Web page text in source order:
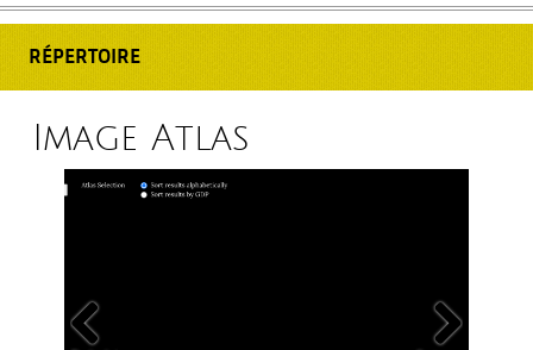
RÉPERTOIRE
Image Atlas